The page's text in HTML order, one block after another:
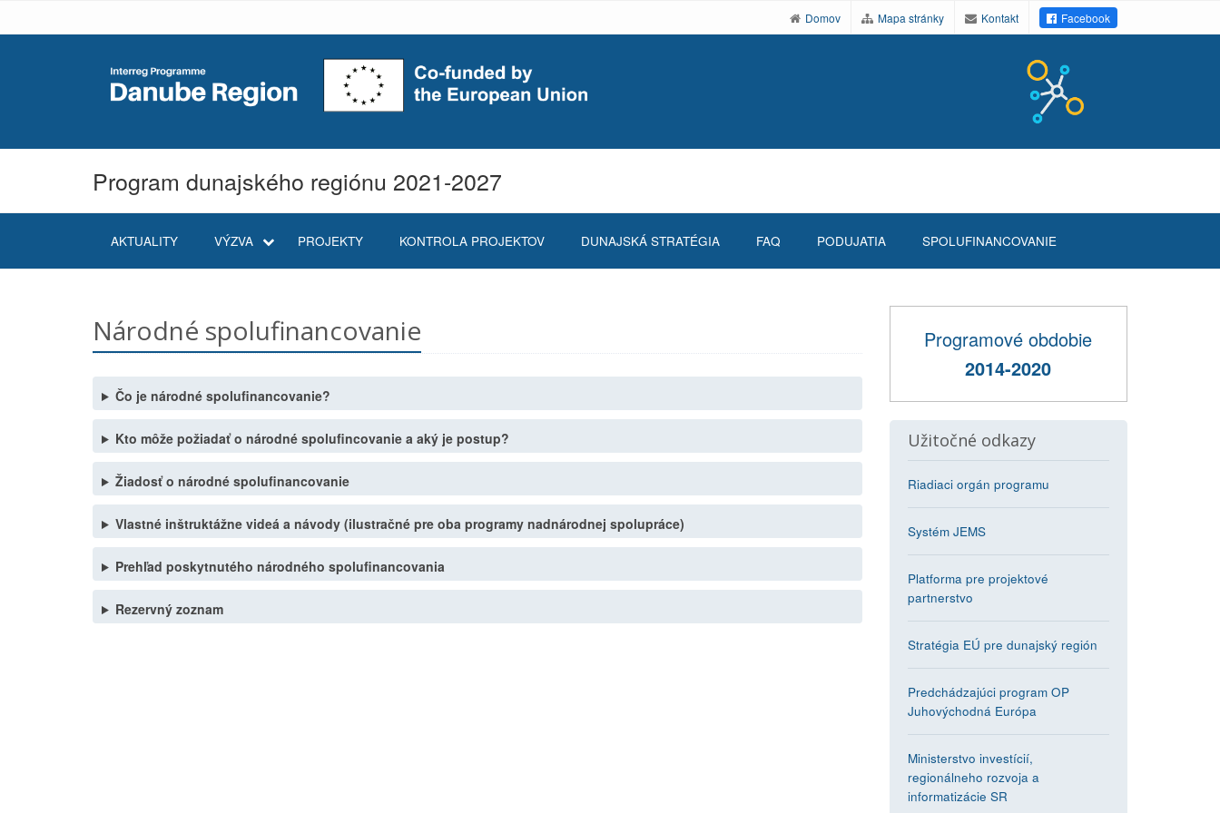
Domov Mapa stránky Kontakt Facebook
Program dunajského regiónu 2021-2027
AKTUALITY VÝZVA PROJEKTY KONTROLA PROJEKTOV DUNAJSKÁ STRATÉGIA FAQ PODUJATIA SPOLUFINANCOVANIE
Národné spolufinancovanie
Čo je národné spolufinancovanie?
Kto môže požiadať o národné spolufincovanie a aký je postup?
Žiadosť o národné spolufinancovanie
Vlastné inštruktážne videá a návody (ilustračné pre oba programy nadnárodnej spolupráce)
Prehľad poskytnutého národného spolufinancovania
Rezervný zoznam
Programové obdobie
2014-2020
Užitočné odkazy
Riadiaci orgán programu
Systém JEMS
Platforma pre projektové
partnerstvo
Stratégia EÚ pre dunajský región
Predchádzajúci program OP
Juhovýchodná Európa
Ministerstvo investícií,
regionálneho rozvoja a
informatizácie SR